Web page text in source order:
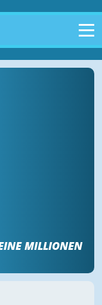
MILLIONEN